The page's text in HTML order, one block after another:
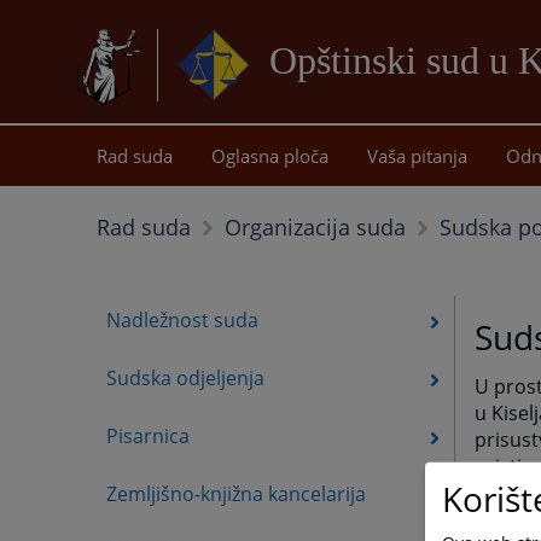
Opštinski sud u
Rad suda Oglasna ploča Vaša pitanja
Rad suda Organizacija suda Sudska
Nadležnost suda
Sudska odjeljenja
Pisarnica
Zemljišno-knjižna kancelarija
U
u